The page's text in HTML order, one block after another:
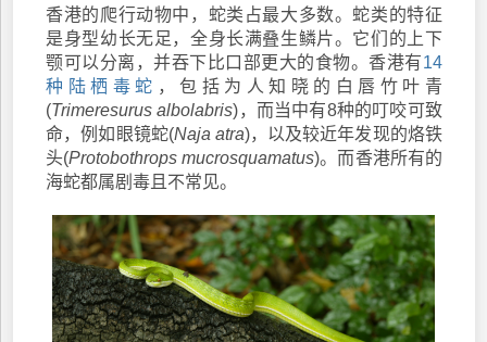
香港的爬行动物中，蛇类占最大多数。蛇类的特征
是身型幼长无足，全身长满叠生鳞片。它们的上下
颚可以分离，并吞下比口部更大的食物。香港有14
种陆栖毒蛇 ，包括为人知晓的白唇竹叶青
(Trimeresurus albolabris)，而当中有8种的叮咬可致
命，例如眼镜蛇(Naja atra)，以及较近年发现的烙铁
头(Protobothrops mucrosquamatus)。而香港所有的
海蛇都属剧毒且不常见。